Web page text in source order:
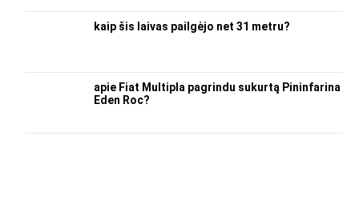
kaip šis laivas pailgėjo net 31 metru?
apie Fiat Multipla pagrindu sukurtą Pininfarina
Eden Roc?